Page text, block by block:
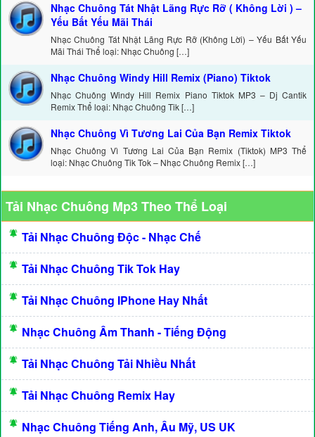
Nhạc Chuông Tát Nhật Lãng Rực Rỡ ( Không Lời ) –
Yếu Bất Yếu Mãi Thái
Nhạc Chuông Tát Nhật Lãng Rực Rỡ (Không Lời) – Yếu Bất Yếu
Mãi Thái Thể loại: Nhạc Chuông […]
Nhạc Chuông Windy Hill Remix (Piano) Tiktok
Nhạc Chuông Windy Hill Remix Piano Tiktok MP3 – Dj Cantik
Remix Thể loại: Nhạc Chuông Tik […]
Nhạc Chuông Vì Tương Lai Của Bạn Remix Tiktok
Nhạc Chuông Vì Tương Lai Của Bạn Remix (Tiktok) MP3 Thể
loại: Nhạc Chuông Tik Tok – Nhạc Chuông Remix […]
Tải Nhạc Chuông Mp3 Theo Thể Loại
Tải Nhạc Chuông Độc - Nhạc Chế
Tải Nhạc Chuông Tik Tok Hay
Tải Nhạc Chuông IPhone Hay Nhất
Nhạc Chuông Âm Thanh - Tiếng Động
Tải Nhạc Chuông Tải Nhiều Nhất
Tải Nhạc Chuông Remix Hay
Nhạc Chuông Tiếng Anh, Âu Mỹ, US UK